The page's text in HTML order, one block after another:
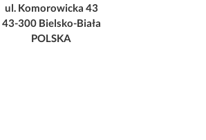
ul. Komorowicka 43
43-300 Bielsko-Biała
POLSKA